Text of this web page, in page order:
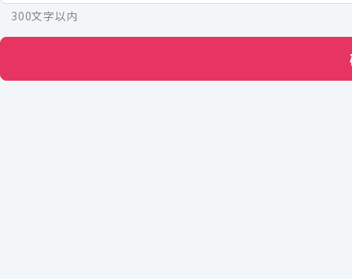
300文字以内